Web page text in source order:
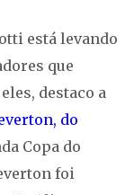
está levando
que
destaco a
do
Copa do
foi